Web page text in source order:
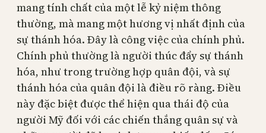
mang tính chất của một lễ kỷ niệm thông
thường, mà mang một hương vị nhất định của
sự thánh hóa. Đây là công việc của chính phủ.
Chính phủ thường là người thúc đẩy sự thánh
hóa, như trong trường hợp quân đội, và sự
thánh hóa của quân đội là điều rõ ràng. Điều
này đặc biệt được thể hiện qua thái độ của
người Mỹ đối với các chiến thắng quân sự và